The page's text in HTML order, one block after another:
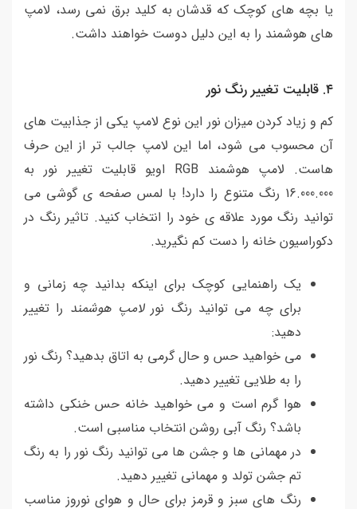
یا بچه های کوچک که قدشان به کلید برق نمی رسد، لامپ
های هوشمند را به این دلیل دوست خواهند داشت.
٤. قابلیت تغییر رنگ نور
کم و زیاد کردن میزان نور این نوع لامپ یکی از جذابیت های
آن محسوب می شود، اما این لامپ جالب تر از این حرف
هاست. لامپ هوشمند RGB اویو قابلیت تغییر نور به
16.000.000 رنگ متنوع را دارد! با لمس صفحه ی گوشی می
توانید رنگ مورد علاقه ی خود را انتخاب کنید. تاثیر رنگ در
دکوراسیون خانه را دست کم نگیرید.
یک راهنمایی کوچک برای اینکه بدانید چه زمانی و
برای چه می توانید رنگ نورلامپ هوشمند را تغییر
دهید:
می خواهید حس و حال گرمی به اتاق بدهید؟ رنگ نور
را به طلایی تغییر دهید.
هوا گرم است و می خواهید خانه حس خنکی داشته
باشد؟ رنگ آبی روشن انتخاب مناسبی است.
در مهمانی ها و جشن ها می توانید رنگ نور را به رنگ
تم جشن تولد و مهمانی تغییر دهید.
رنگ های سبز و قرمز برای حال و هوای نوروز مناسب